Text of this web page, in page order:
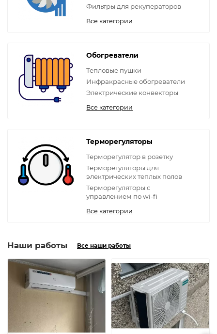
Фильтры для рекуператоров
Все категории
Обогреватели
Тепловые пушки
Инфракрасные обогреватели
Электрические конвекторы
Все категории
Терморегуляторы
Терморегулятор в розетку
Терморегуляторы для
электрических теплых полов
Терморегуляторы с
управлением по wi-fi
Все категории
Наши работы Все наши работы